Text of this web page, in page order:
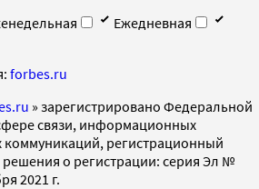
Ежедневная
forbes.ru
» зарегистрировано Федеральной
связи, информационных
коммуникаций, регистрационный
о регистрации: серия Эл №
2021 г.